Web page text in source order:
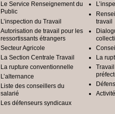
Le Service Renseignement du
Public
L’inspection du Travail
Autorisation de travail pour les
ressortissants étrangers
Secteur Agricole
La Section Centrale Travail
La rupture conventionnelle
L’alternance
Liste des conseillers du
salarié
Les défenseurs syndicaux
travail
La